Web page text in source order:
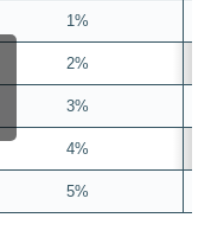
1%
2%
3%
4%
5%